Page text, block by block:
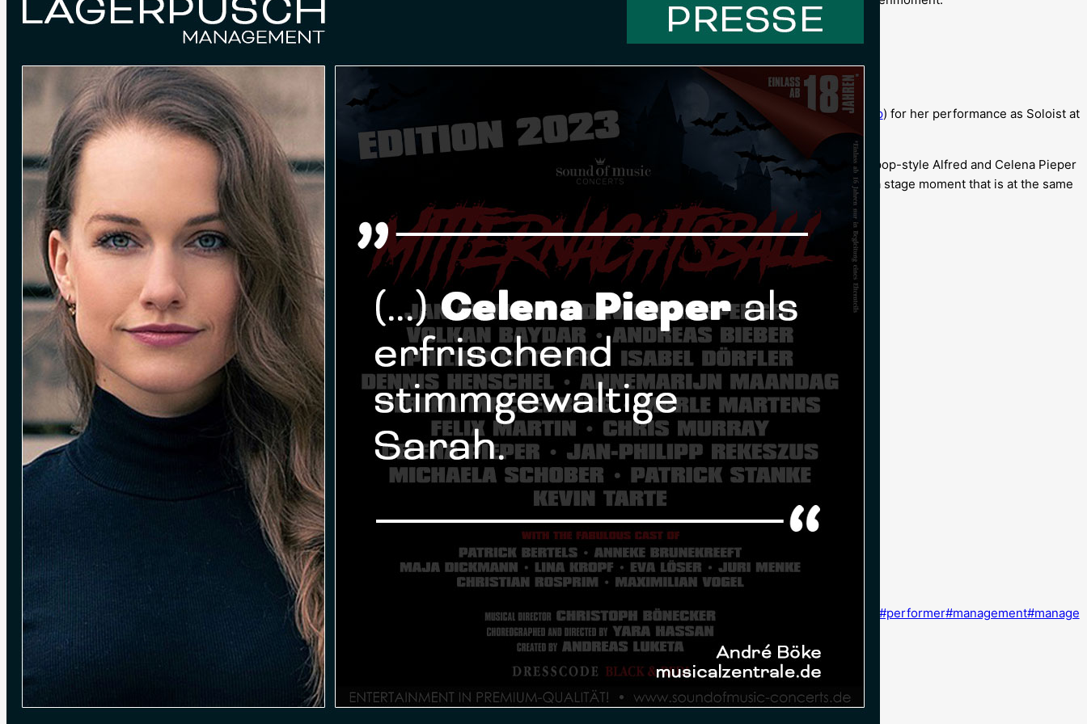
#proudagent#LagerpuschFamily#CelenaPieper
🇬🇧 Proud to share a press review about my wonderful client CELENA PIEPER ( @celenaxp) for her performance as Soloist at
this years MITTERNACHTSBALL 2023:
💬 „The first part is presented in a classic way and shows Philipp Büttner as an unusually pop-style Alfred and Celena Pieper
as a refreshingly powerful Sarah. With “Für Sarah” and “Draußen ist Freiheit” they create a stage moment that is at the same
time familiar and yet exciting from a vocal point of view.“
📰 Read the full articleHERE.
▫️▫️▫️
ℹ️ Facts MITTERNACHTSBALL
📆 31.10.2023
📍Theater am Marientor, Duisburg
@soundofmusicconcerts
🎭 Creatives:
Director & Choreographer: Yara Hassan
Ass. Director: Agnes Wiener
MD: Christoph Bönecker
Created by: Andreas Luketa
Portrait/Headshot: Nicolai Peer@nicolaipeer
Production: Sound of Music Concerts
#lagerpuschmanagement#artist#artistmanagement#musical#musicalmanagement #performer#management#manage
#agency#agencylife#stage#theatre #theatrelife